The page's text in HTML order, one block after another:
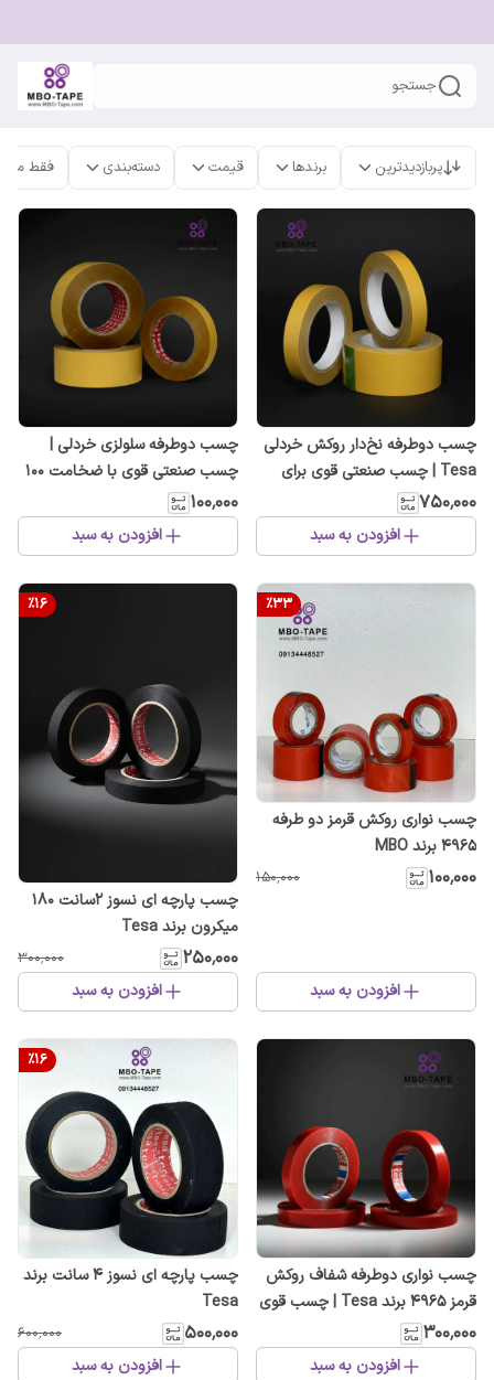
جستجو
پربازدیدترین برندها قیمت دسته‌بندی فقط
چسب دوطرفه نخ‌دار روکش خردلی
Tesa | چسب صنعتی قوی برای
مبلمان، پرده و خودرو
۷۵۰٬۰۰۰
افزودن به سبد
چسب دوطرفه سلولزی خردلی |
چسب صنعتی قوی با ضخامت ۱۰۰
میکرون و طول ۵۰ متر
۱۰۰٬۰۰۰
افزودن به سبد
%33
چسب نواری روکش قرمز دو طرفه
4965 برند MBO
۱۰۰٬۰۰۰ ۱۵۰٬۰۰۰
افزودن به سبد
%16
چسب پارچه ای نسوز ۲سانت ۱۸۰
میکرون برند Tesa
۲۵۰٬۰۰۰ ۳۰۰٬۰۰۰
افزودن به سبد
چسب نواری دوطرفه شفاف روکش
قرمز 4965 برند Tesa | چسب قوی
و باکیفیت صنعتی
۳۰۰٬۰۰۰
افزودن به سبد
%16
چسب پارچه ای نسوز ۴ سانت برند
Tesa
۵۰۰٬۰۰۰ ۶۰۰٬۰۰۰
افزودن به سبد